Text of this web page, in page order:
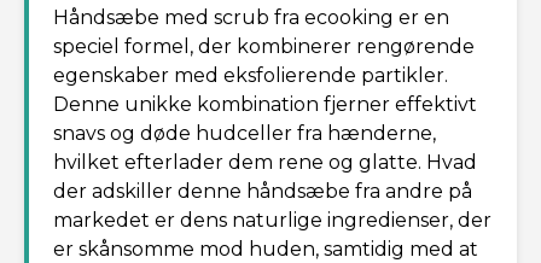
Håndsæbe med scrub fra ecooking er en
speciel formel, der kombinerer rengørende
egenskaber med eksfolierende partikler.
Denne unikke kombination fjerner effektivt
snavs og døde hudceller fra hænderne,
hvilket efterlader dem rene og glatte. Hvad
der adskiller denne håndsæbe fra andre på
markedet er dens naturlige ingredienser, der
er skånsomme mod huden, samtidig med at